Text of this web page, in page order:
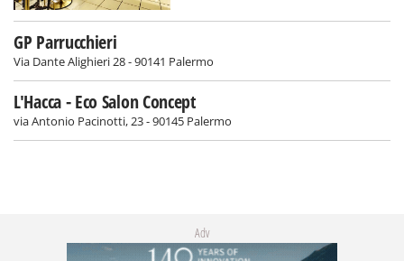
GP Parrucchieri
Via Dante Alighieri 28 - 90141 Palermo
L'Hacca - Eco Salon Concept
via Antonio Pacinotti, 23 - 90145 Palermo
Adv